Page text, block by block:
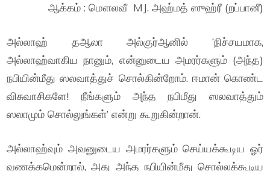
ஆக்கம் : மௌலவீ MJ. அஹ்மத் ஸுஹ்ரீ (றப்பானீ)
அல்லாஹ் தஆலா அல்குர்ஆனில் ‘நிச்சயமாக,
அல்லாஹ்வாகிய நானும், என்னுடைய அமரர்களும் (அந்த)
நபியின்மீது ஸலவாத்துச் சொல்கின்றோம். ஈமான் கொண்ட
விசுவாசிகளே! நீங்களும் அந்த நபிமீது ஸலவாத்தும்
ஸலாமும் சொல்லுங்கள்’ என்று கூறுகின்றான்.
அல்லாஹ்வும் அவனுடைய அமரர்களும் செய்யக்கூடிய ஓர்
வணக்கமென்றால், அது அந்த நபியின்மீது சொல்லக்கூடிய